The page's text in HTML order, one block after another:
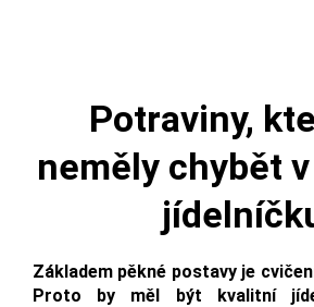
Potraviny,
neměly chybět
Základem pěkné postavy je
Proto by měl být kvalitní